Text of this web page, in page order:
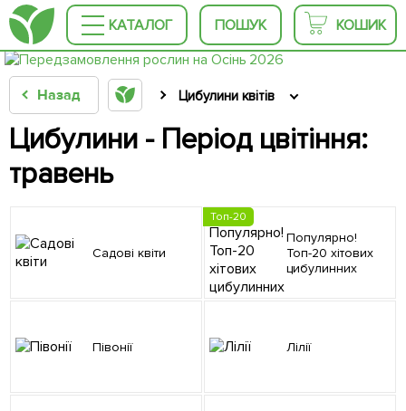
КАТАЛОГ ПОШУК КОШИК
Назад Цибулини квітів
Цибулини - Період цвітіння:
травень
Садові квіти
Топ-20
Популярно!
Топ-20 хітових
цибулинних
Півонії Лілії